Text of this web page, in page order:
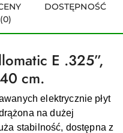
(0)
DOSTĘPNOŚĆ
E .325”,
cm.
elektrycznie płyt
na dużej
stabilność, dostępna z